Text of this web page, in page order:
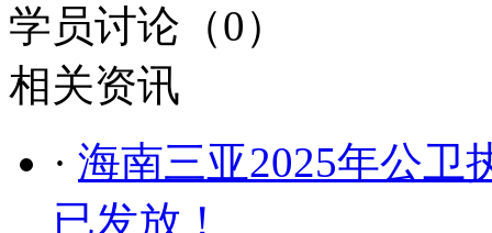
学员讨论（0）
相关资讯
· 海南三亚2025年公卫
已发放！